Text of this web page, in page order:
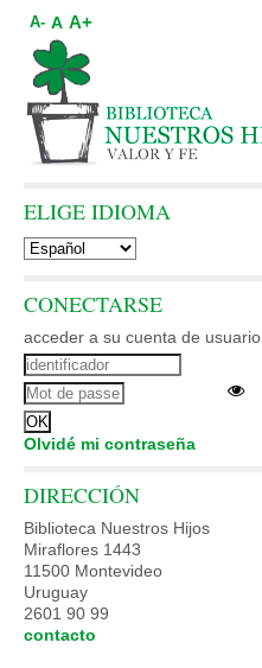
A- A A+
ELIGE IDIOMA
CONECTARSE
acceder a su cuenta de usuario
Olvidé mi contraseña
DIRECCIÓN
Biblioteca Nuestros Hijos
Miraflores 1443
11500 Montevideo
Uruguay
2601 90 99
contacto